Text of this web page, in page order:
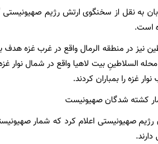
به نقل از سخنگوی ارتش رژیم
است.
نیز در منطقه الرمال واقع در غرب غزه
السلاطینِ بیت لاهیا واقع در شمال نوار
غزه را بمباران کردند.